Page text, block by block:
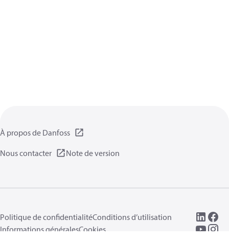
À propos de Danfoss
Nous contacter
Note de version
Politique de confidentialitéConditions d’utilisation
Informations généralesCookies